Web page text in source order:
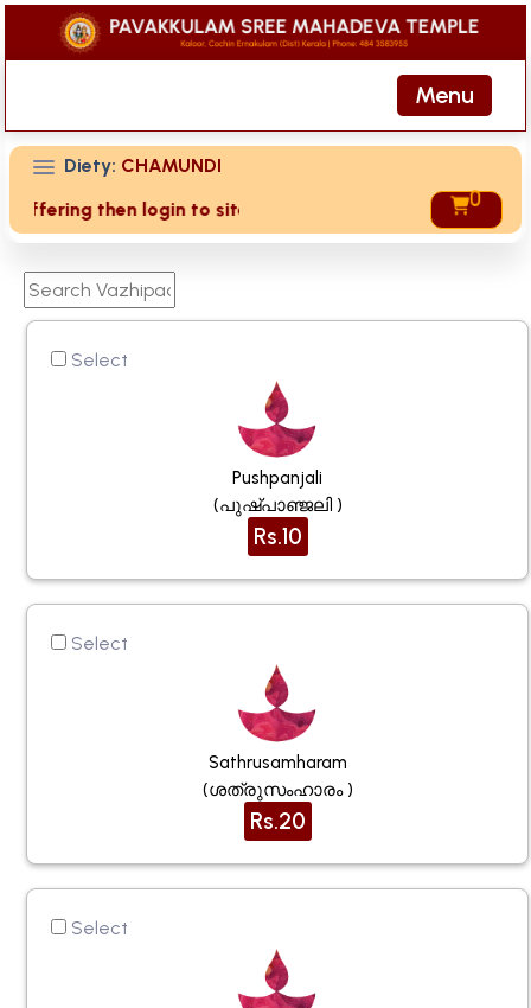
Menu
Diety: CHAMUNDI
then login to site then choose 'My Account' page for
0
Select
Pushpanjali
(പുഷ്പാഞ്ജലി )
Rs.10
Select
Sathrusamharam
(ശത്രുസംഹാരം )
Rs.20
Select